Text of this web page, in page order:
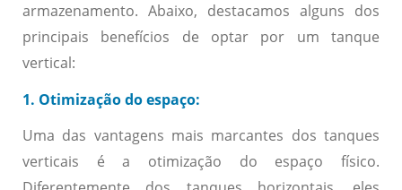
armazenamento. Abaixo, destacamos alguns dos
principais benefícios de optar por um tanque
vertical:
1. Otimização do espaço:
Uma das vantagens mais marcantes dos tanques
verticais é a otimização do espaço físico.